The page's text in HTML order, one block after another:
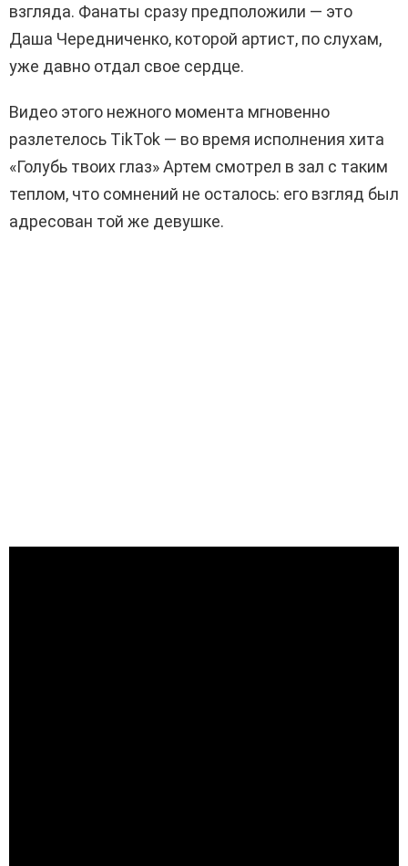
взгляда. Фанаты сразу предположили — это
Даша Чередниченко, которой артист, по слухам,
уже давно отдал свое сердце.
Видео этого нежного момента мгновенно
разлетелось TikTok — во время исполнения хита
«Голубь твоих глаз» Артем смотрел в зал с таким
теплом, что сомнений не осталось: его взгляд был
адресован той же девушке.